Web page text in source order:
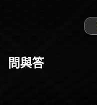
問與答